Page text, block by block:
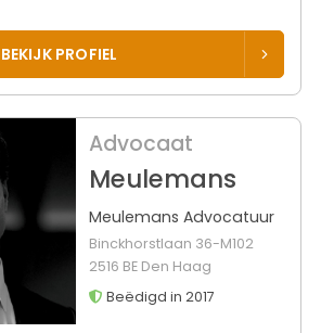
BEKIJK PROFIEL
Advocaat
Meulemans
Meulemans Advocatuur
Binckhorstlaan 36-M102
2516 BE Den Haag
Beëdigd in 2017